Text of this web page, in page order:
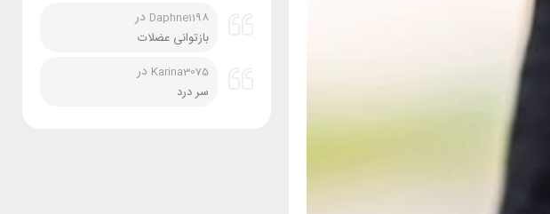
Daphne1198 در
بازتوانی عضلات
Karina3075 در
سر درد